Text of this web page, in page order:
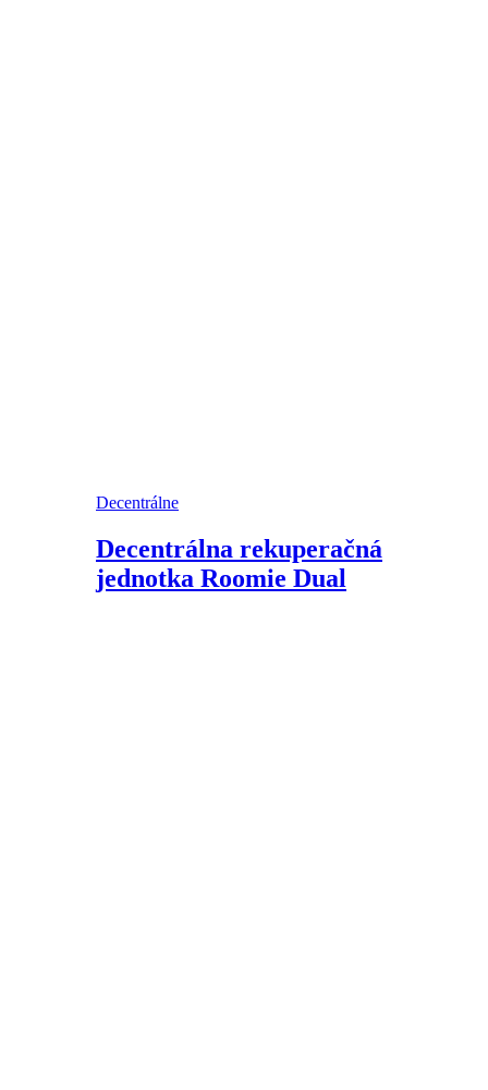
Decentrálne
Decentrálna rekuperačná
jednotka Roomie Dual